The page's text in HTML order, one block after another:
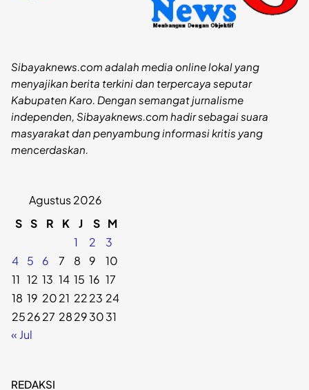
Sibayaknews.com adalah media online lokal yang
menyajikan berita terkini dan terpercaya seputar
Kabupaten Karo. Dengan semangat jurnalisme
independen, Sibayaknews.com hadir sebagai suara
masyarakat dan penyambung informasi kritis yang
mencerdaskan.
Agustus 2026
S S R K J S M
1
2
3
4
5 6 7 8 9
10
11 12 13 14 15 16 17
18 19 2021 2223 24
252627 28293031
« Jul
REDAKSI